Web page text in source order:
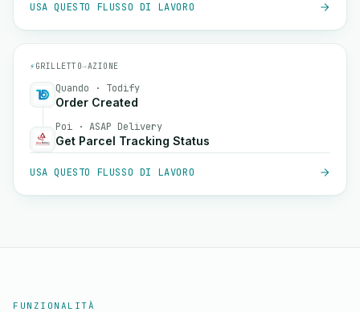
USA QUESTO FLUSSO DI LAVORO
⚡ GRILLETTO→AZIONE
Quando · Todify
Order Created
Poi · ASAP Delivery
Get Parcel Tracking Status
USA QUESTO FLUSSO DI LAVORO
FUNZIONALITÀ